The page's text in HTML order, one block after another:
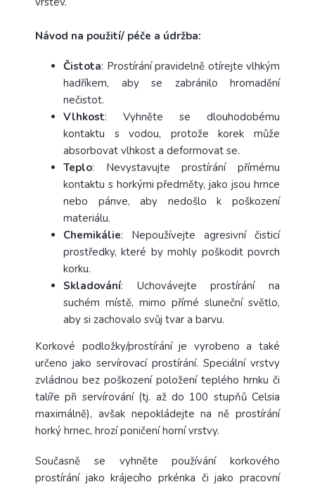
Návod na použití/ péče a údržba:
Čistota: Prostírání pravidelně otírejte vlhkým
hadříkem, aby se zabránilo hromadění
nečistot.
Vlhkost: Vyhněte se dlouhodobému
kontaktu s vodou, protože korek může
absorbovat vlhkost a deformovat se.
Teplo: Nevystavujte prostírání přímému
kontaktu s horkými předměty, jako jsou hrnce
nebo pánve, aby nedošlo k poškození
materiálu.
Chemikálie: Nepoužívejte agresivní čisticí
prostředky, které by mohly poškodit povrch
korku.
Skladování: Uchovávejte prostírání na
suchém místě, mimo přímé sluneční světlo,
aby si zachovalo svůj tvar a barvu.
Korkové podložky/prostírání je vyrobeno a také
určeno jako servírovací prostírání. Speciální vrstvy
zvládnou bez poškození položení teplého hrnku či
talíře při servírování (tj. až do 100 stupňů Celsia
maximálně), avšak nepokládejte na ně prostírání
horký hrnec, hrozí poničení horní vrstvy.
Současně se vyhněte používání korkového
prostírání jako krájecího prkénka či jako pracovní